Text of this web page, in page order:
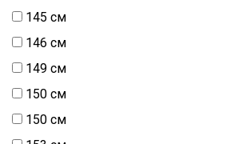
145 см
146 см
149 см
150 см
150 см